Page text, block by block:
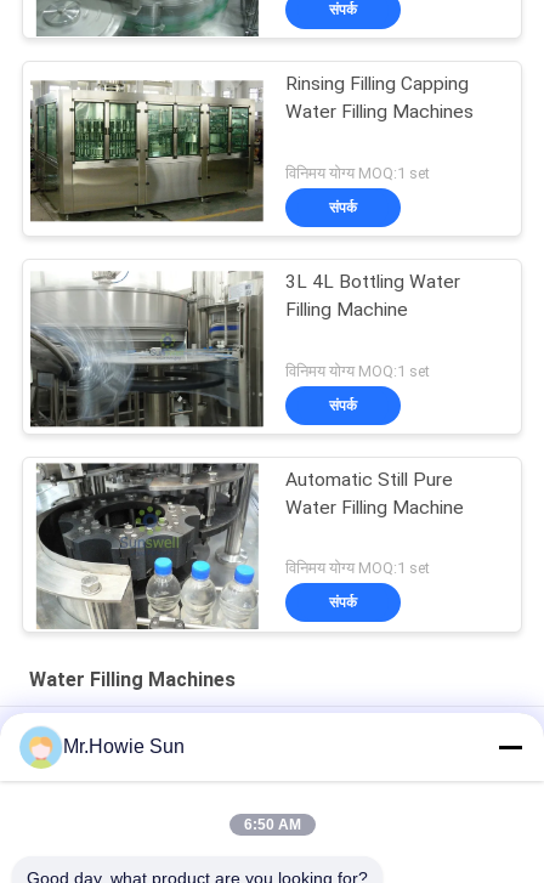
संपर्क
Rinsing Filling Capping
Water Filling Machines
विनिमय योग्य MOQ:1 set
संपर्क
3L 4L Bottling Water
Filling Machine
विनिमय योग्य MOQ:1 set
संपर्क
Automatic Still Pure
Water Filling Machine
विनिमय योग्य MOQ:1 set
संपर्क
Water Filling Machines
शुद्ध जल खनिज पानी भरने की मशीन वॉशर कैप्टर फंक्शन 3 इन 1 लिटलर बोतल के
लिए
Mr.Howie Sun
6:50 AM
Good day, what product are you looking for?